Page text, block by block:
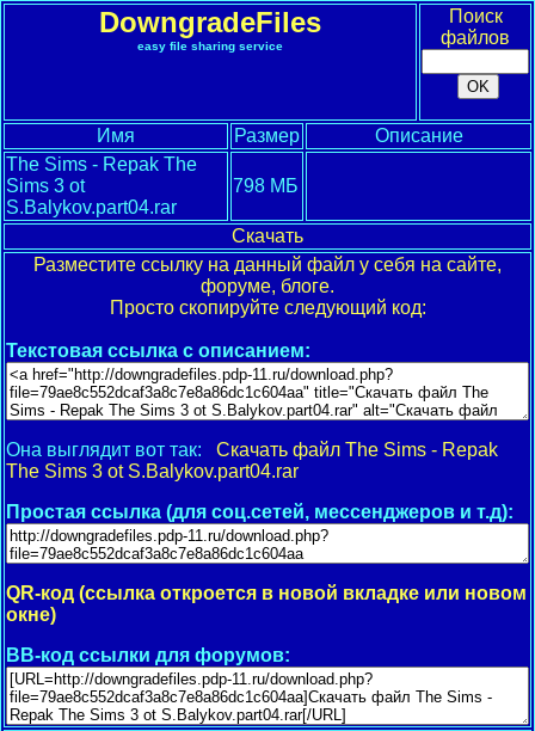
DowngradeFiles
easy file sharing service
Поиск
файлов
Имя Размер
Описание
The Sims - Repak The
Sims 3 ot
S.Balykov.part04.rar
798 МБ
Скачать
Разместите ссылку на данный файл у себя на сайте,
форуме, блоге.
Просто скопируйте следующий код:
Текстовая ссылка с описанием:
Она выглядит вот так: Скачать файл The Sims - Repak
The Sims 3 ot S.Balykov.part04.rar
Простая ссылка (для соц.сетей, мессенджеров и т.д):
QR-код (ссылка откроется в новой вкладке или новом
окне)
BB-код ссылки для форумов: